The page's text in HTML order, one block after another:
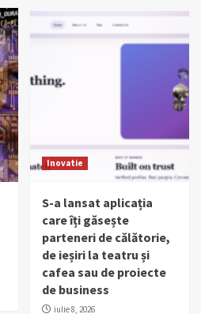
Inovatie
S-a lansat aplicația
care îți găsește
parteneri de călătorie,
de ieșiri la teatru și
cafea sau de proiecte
de business
iulie 8, 2026